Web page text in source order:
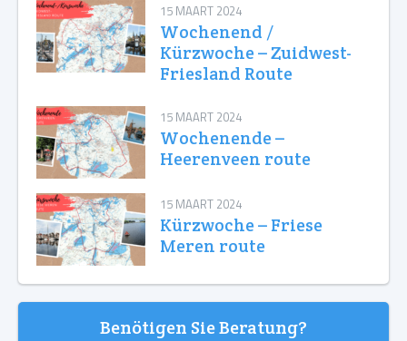
15 MAART 2024
Wochenend /
Kürzwoche – Zuidwest-
Friesland Route
15 MAART 2024
Wochenende –
Heerenveen route
15 MAART 2024
Kürzwoche – Friese
Meren route
Benötigen Sie Beratung?